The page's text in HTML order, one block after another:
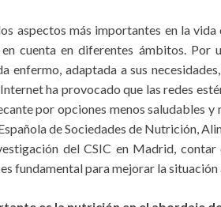
aspectos más importantes en la
cuenta en diferentes ámbitos. Por
enfermo, adaptada a sus
ha provocado que las redes
por opciones menos saludables y
de Sociedades de Nutrición,
del CSIC en Madrid, contar
fundamental para mejorar la